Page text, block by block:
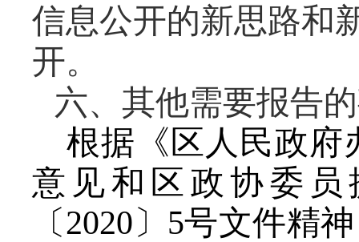
信息公开的新思路和
开。
六、其他需要报告
根据《区人民政府
意见和区政协委
〔2020 〕 5号文件精